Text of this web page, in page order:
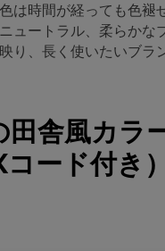
は時間が経っても色褪
ュートラル、柔らかな
り、長く使いたいブラ
田舎風カラ
ード付き）